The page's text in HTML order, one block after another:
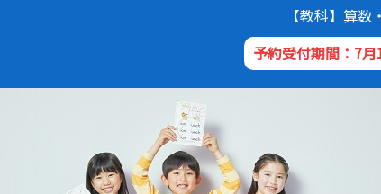
【教科】算
予約受付期間：7